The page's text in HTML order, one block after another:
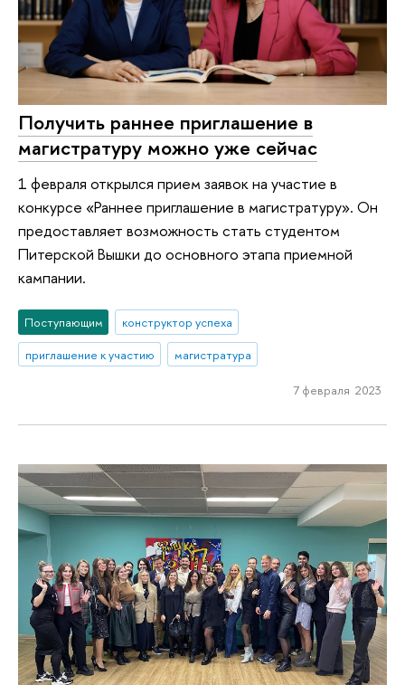
Получить раннее приглашение в
магистратуру можно уже сейчас
1 февраля открылся прием заявок на участие в
конкурсе «Раннее приглашение в магистратуру». Он
предоставляет возможность стать студентом
Питерской Вышки до основного этапа приемной
кампании.
Поступающим
конструктор успеха
приглашение к участию
магистратура
7 февраля 2023